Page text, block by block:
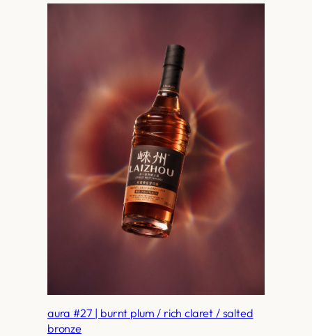
aura #27 | burnt plum / rich claret / salted
bronze